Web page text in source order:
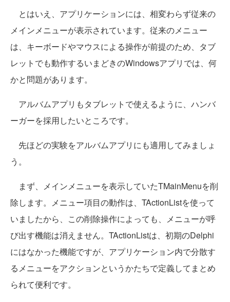
とはいえ、アプリケーションには、相変わらず従来の
メインメニューが表示されています。従来のメニュー
は、キーボードやマウスによる操作が前提のため、タブ
レットでも動作するいまどきのWindowsアプリでは、何
かと問題があります。
アルバムアプリもタブレットで使えるように、ハンバ
ーガーを採用したいところです。
先ほどの実験をアルバムアプリにも適用してみましょ
う。
まず、メインメニューを表示していたTMainMenuを削
除します。メニュー項目の動作は、TActionListを使って
いましたから、この削除操作によっても、メニューが呼
び出す機能は消えません。TActionListは、初期のDelphi
にはなかった機能ですが、アプリケーション内で分散す
るメニューをアクションというかたちで定義してまとめ
られて便利です。